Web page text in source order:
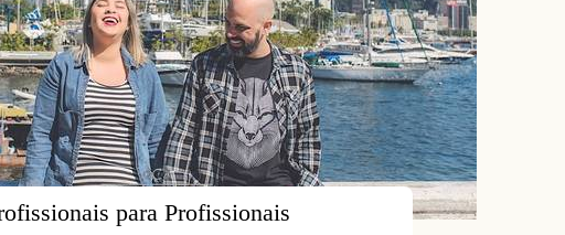
para Profissionais